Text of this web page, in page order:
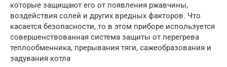
которые защищают его от появления ржавчины,
воздействия солей и других вредных факторов. Что
касается безопасности, то в этом приборе используется
совершенствованная система защиты от перегрева
теплообменника, прерывания тяги, сажеобразования и
задувания котла